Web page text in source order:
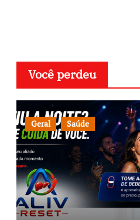
Você perdeu
Geral Saúde